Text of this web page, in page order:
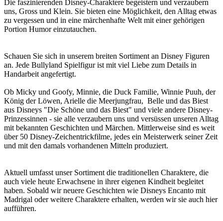
Die faszinierenden Disney-Charaktere begeistern und verzaubern
uns, Gross und Klein. Sie bieten eine Möglichkeit, den Alltag etwas
zu vergessen und in eine märchenhafte Welt mit einer gehörigen
Portion Humor einzutauchen.
Schauen Sie sich in unserem breiten Sortiment an Disney Figuren
an. Jede Bullyland Spielfigur ist mit viel Liebe zum Details in
Handarbeit angefertigt.
Ob Micky und Goofy, Minnie, die Duck Familie, Winnie Puuh, der
König der Löwen, Arielle die Meerjungfrau, Belle und das Biest
aus Disneys "Die Schöne und das Biest" und viele andere Disney-
Prinzessinnen - sie alle verzaubern uns und versüssen unseren Alltag
mit bekannten Geschichten und Märchen. Mittlerweise sind es weit
über 50 Disney-Zeichentrickfilme, jedes ein Meisterwerk seiner Zeit
und mit den damals vorhandenen Mitteln produziert.
Aktuell umfasst unser Sortiment die traditionellen Charaktere, die
auch viele heute Erwachsene in ihrer eigenen Kindheit begleitet
haben. Sobald wir neuere Geschichten wie Disneys Encanto mit
Madrigal oder weitere Charaktere erhalten, werden wir sie auch hier
aufführen.